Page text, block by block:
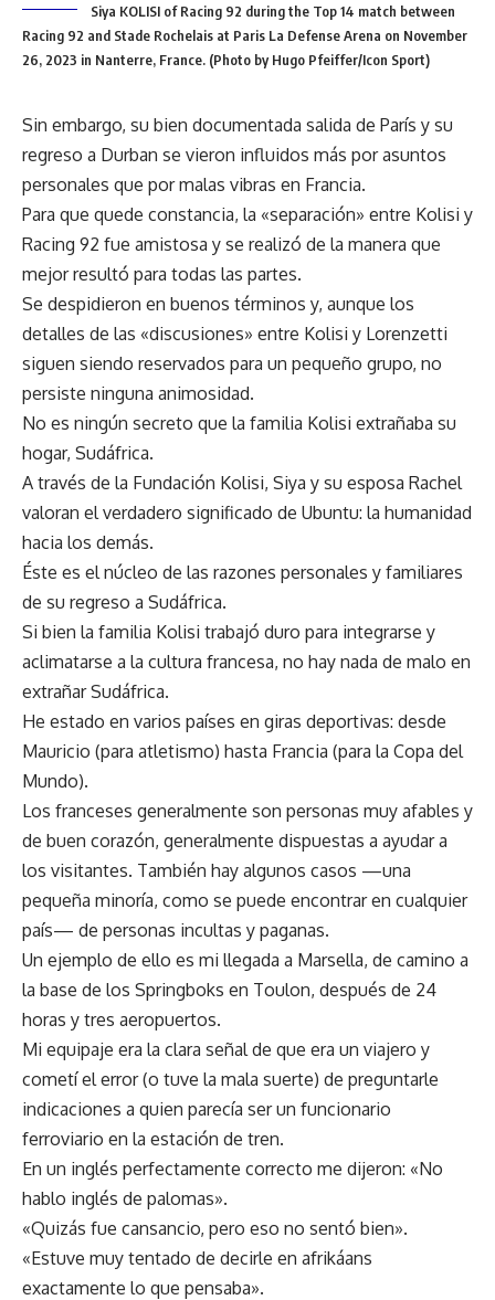
Siya KOLISI of Racing 92 during the Top 14 match between
Racing 92 and Stade Rochelais at Paris La Defense Arena on November
26, 2023 in Nanterre, France. (Photo by Hugo Pfeiffer/Icon Sport)
Sin embargo, su bien documentada salida de París y su
regreso a Durban se vieron influidos más por asuntos
personales que por malas vibras en Francia.
Para que quede constancia, la «separación» entre Kolisi y
Racing 92 fue amistosa y se realizó de la manera que
mejor resultó para todas las partes.
Se despidieron en buenos términos y, aunque los
detalles de las «discusiones» entre Kolisi y Lorenzetti
siguen siendo reservados para un pequeño grupo, no
persiste ninguna animosidad.
No es ningún secreto que la familia Kolisi extrañaba su
hogar, Sudáfrica.
A través de la Fundación Kolisi, Siya y su esposa Rachel
valoran el verdadero significado de Ubuntu: la humanidad
hacia los demás.
Éste es el núcleo de las razones personales y familiares
de su regreso a Sudáfrica.
Si bien la familia Kolisi trabajó duro para integrarse y
aclimatarse a la cultura francesa, no hay nada de malo en
extrañar Sudáfrica.
He estado en varios países en giras deportivas: desde
Mauricio (para atletismo) hasta Francia (para la Copa del
Mundo).
Los franceses generalmente son personas muy afables y
de buen corazón, generalmente dispuestas a ayudar a
los visitantes. También hay algunos casos —una
pequeña minoría, como se puede encontrar en cualquier
país— de personas incultas y paganas.
Un ejemplo de ello es mi llegada a Marsella, de camino a
la base de los Springboks en Toulon, después de 24
horas y tres aeropuertos.
Mi equipaje era la clara señal de que era un viajero y
cometí el error (o tuve la mala suerte) de preguntarle
indicaciones a quien parecía ser un funcionario
ferroviario en la estación de tren.
En un inglés perfectamente correcto me dijeron: «No
hablo inglés de palomas».
«Quizás fue cansancio, pero eso no sentó bien».
«Estuve muy tentado de decirle en afrikáans
exactamente lo que pensaba».